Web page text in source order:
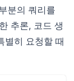
분의 쿼리를
추론, 코드 생
별히 요청할 때